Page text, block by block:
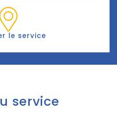
le service
service